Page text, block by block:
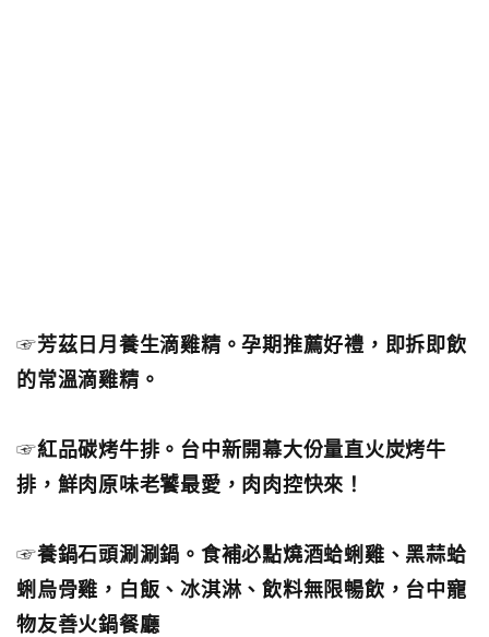
☞芳茲日月養生滴雞精。孕期推薦好禮，即拆即飲
的常溫滴雞精。
☞紅品碳烤牛排。台中新開幕大份量直火炭烤牛
排，鮮肉原味老饕最愛，肉肉控快來！
☞養鍋石頭涮涮鍋。食補必點燒酒蛤蜊雞、黑蒜蛤
蜊烏骨雞，白飯、冰淇淋、飲料無限暢飲，台中寵
物友善火鍋餐廳